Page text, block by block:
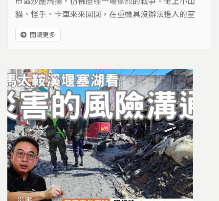
貓、怪手、卡車來來回回，在重機具沒辦法進入的室
內，來自全台各地的鏟子超人，一鏟一鏟幫受災民眾清
理家園，用實際行動給驚魂甫定的居民，最有力的支
閱讀更多